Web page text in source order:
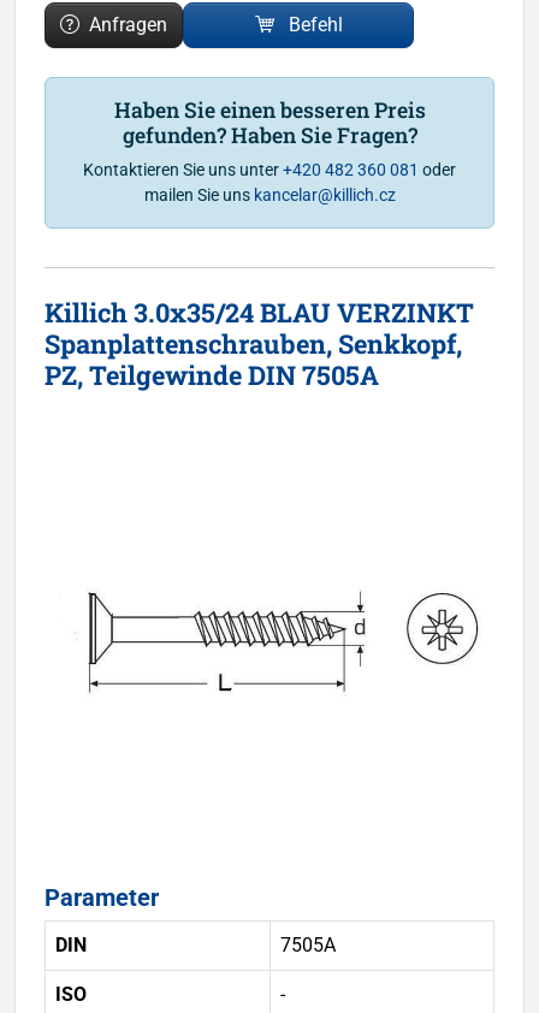
Anfragen Befehl
Haben Sie einen besseren Preis
gefunden? Haben Sie Fragen?
Kontaktieren Sie uns unter+420 482 360 081 oder
mailen Sie uns kancelar@killich.cz
Killich 3.0x35/24 BLAU VERZINKT
Spanplattenschrauben, Senkkopf,
PZ, Teilgewinde DIN 7505A
Parameter
DIN 7505A
ISO -